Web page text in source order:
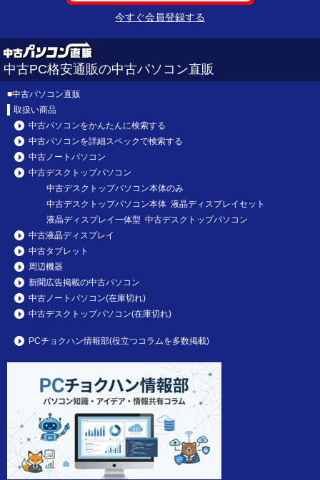
今すぐ会員登録する
中古PC格安通販の中古パソコン直販
■中古パソコン直販
取扱い商品
中古パソコンをかんたんに検索する
中古パソコンを詳細スペックで検索する
中古ノートパソコン
中古デスクトップパソコン
中古デスクトップパソコン本体のみ
中古デスクトップパソコン本体 液晶ディスプレイセット
液晶ディスプレイ一体型 中古デスクトップパソコン
中古液晶ディスプレイ
中古タブレット
周辺機器
新聞広告掲載の中古パソコン
中古ノートパソコン(在庫切れ)
中古デスクトップパソコン(在庫切れ)
PCチョクハン情報部(役立つコラムを多数掲載)